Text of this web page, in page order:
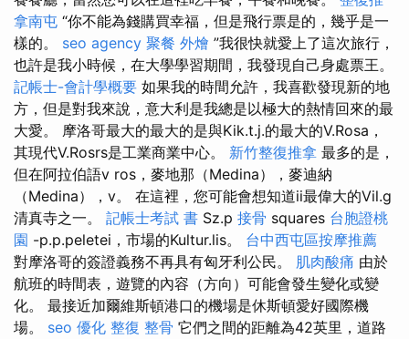
拿南屯 “你不能為錢購買幸福，但是飛行票是的，幾乎是一
樣的。 seo agency 聚餐 外燴 ”我很快就愛上了這次旅行，
也許是我小時候，在大學學習期間，我發現自己身處票王。
記帳士-會計學概要 如果我的時間允許，我喜歡發現新的地
方，但是對我來說，意大利是我總是以極大的熱情回來的最
大愛。 摩洛哥最大的最大的是與Kik.t.j.的最大的V.Rosa，
其現代V.Rosrs是工業商業中心。 新竹整復推拿 最多的是，
但在阿拉伯語v ros，麥地那（Medina），麥迪納
（Medina），v。 在這裡，您可能會想知道ii最偉大的Vil.g
清真寺之一。 記帳士考試 書 Sz.p 接骨 squares 台胞證桃
園 -p.p.peletei，市場的Kultur.lis。 台中西屯區按摩推薦
對摩洛哥的簽證義務不再具有匈牙利公民。 肌肉酸痛 由於
航班的時間表，遊覽的內容（方向）可能會發生變化或變
化。 最接近加爾維斯頓港口的機場是休斯頓愛好國際機
場。 seo 優化 整復 整骨 它們之間的距離為42英里，道路